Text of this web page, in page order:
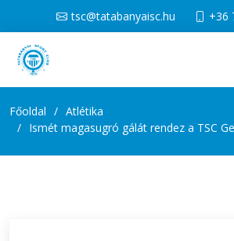
tsc@tatabanyaisc.hu +36
Főoldal
Atlétika
Ismét magasugró gálát rendez a TSC